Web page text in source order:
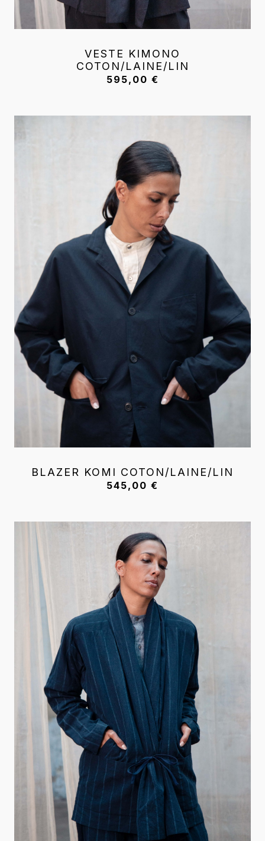
VESTE KIMONO
COTON/LAINE/LIN
595,00 €
BLAZER KOMI COTON/LAINE/LIN
545,00 €